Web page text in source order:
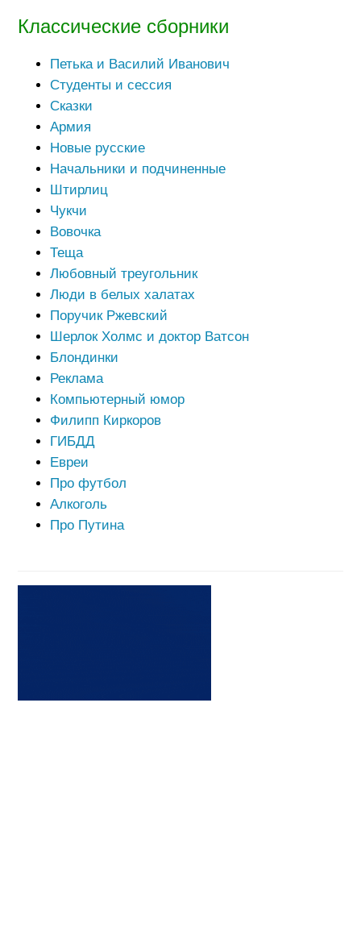
Классические сборники
Петька и Василий Иванович
Студенты и сессия
Сказки
Армия
Новые русские
Начальники и подчиненные
Штирлиц
Чукчи
Вовочка
Теща
Любовный треугольник
Люди в белых халатах
Поручик Ржевский
Шерлок Холмс и доктор Ватсон
Блондинки
Реклама
Компьютерный юмор
Филипп Киркоров
ГИБДД
Евреи
Про футбол
Алкоголь
Про Путина